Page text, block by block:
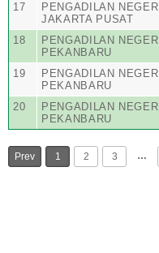
17
PENGADILAN NEGERI
JAKARTA PUSAT
18
PENGADILAN NEGERI
PEKANBARU
19
PENGADILAN NEGERI
PEKANBARU
20
PENGADILAN NEGERI
PEKANBARU
Prev 1 2 3 …